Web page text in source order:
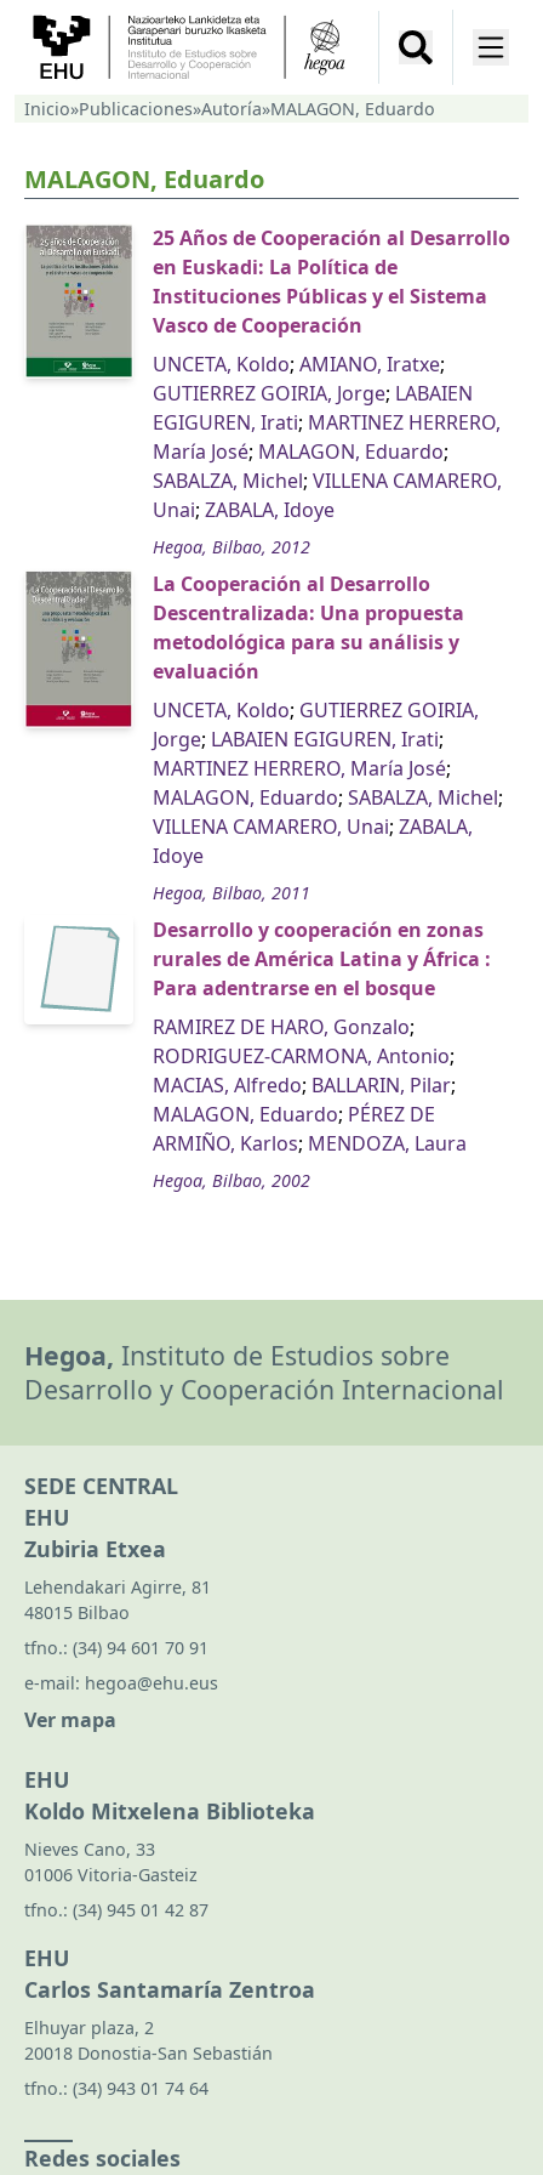
Inicio»Publicaciones»Autoría»MALAGON, Eduardo
MALAGON, Eduardo
25 Años de Cooperación al Desarrollo
en Euskadi: La Política de
Instituciones Públicas y el Sistema
Vasco de Cooperación
UNCETA, Koldo; AMIANO, Iratxe;
GUTIERREZ GOIRIA, Jorge; LABAIEN
EGIGUREN, Irati; MARTINEZ HERRERO,
María José; MALAGON, Eduardo;
SABALZA, Michel; VILLENA CAMARERO,
Unai; ZABALA, Idoye
Hegoa, Bilbao, 2012
La Cooperación al Desarrollo
Descentralizada: Una propuesta
metodológica para su análisis y
evaluación
UNCETA, Koldo; GUTIERREZ GOIRIA,
Jorge; LABAIEN EGIGUREN, Irati;
MARTINEZ HERRERO, María José;
MALAGON, Eduardo; SABALZA, Michel;
VILLENA CAMARERO, Unai; ZABALA,
Idoye
Hegoa, Bilbao, 2011
Desarrollo y cooperación en zonas
rurales de América Latina y África :
Para adentrarse en el bosque
RAMIREZ DE HARO, Gonzalo;
RODRIGUEZ-CARMONA, Antonio;
MACIAS, Alfredo; BALLARIN, Pilar;
MALAGON, Eduardo; PÉREZ DE
ARMIÑO, Karlos; MENDOZA, Laura
Hegoa, Bilbao, 2002
Hegoa, Instituto de Estudios sobre
Desarrollo y Cooperación Internacional
SEDE CENTRAL
EHU
Zubiria Etxea
Lehendakari Agirre, 81
48015 Bilbao
tfno.: (34) 94 601 70 91
e-mail: hegoa@ehu.eus
Ver mapa
EHU
Koldo Mitxelena Biblioteka
Nieves Cano, 33
01006 Vitoria-Gasteiz
tfno.: (34) 945 01 42 87
EHU
Carlos Santamaría Zentroa
Elhuyar plaza, 2
20018 Donostia-San Sebastián
tfno.: (34) 943 01 74 64
Redes sociales